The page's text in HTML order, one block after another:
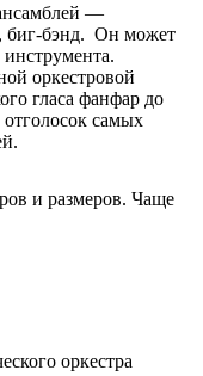
―
биг-бэнд. Он может
оркестровой
гласа фанфар до
самых
и размеров. Чаще
оркестра